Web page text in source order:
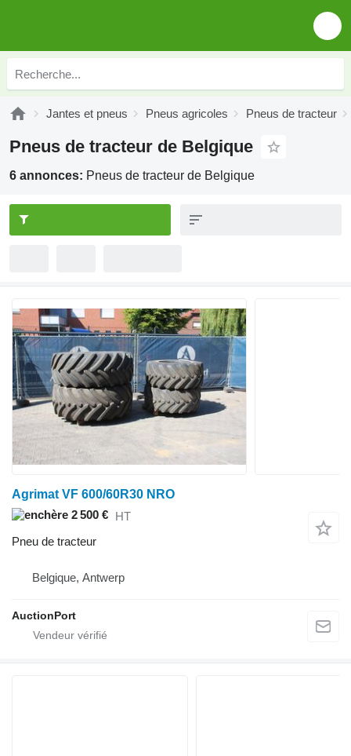
Jantes et pneus Pneus agricoles Pneus de tracteur
Pneus de tracteur de Belgique
6 annonces: Pneus de tracteur de Belgique
Agrimat VF 600/60R30 NRO
2 500 € HT
Pneu de tracteur
Belgique, Antwerp
AuctionPort